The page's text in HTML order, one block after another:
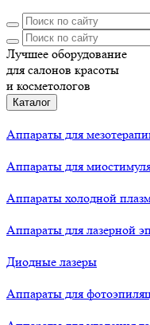
Лучшее оборудование
для салонов красоты
и косметологов
Каталог
Аппараты для
Аппараты для
Аппараты холодной
Аппараты для лазерной
Диодные лазеры
Аппараты для